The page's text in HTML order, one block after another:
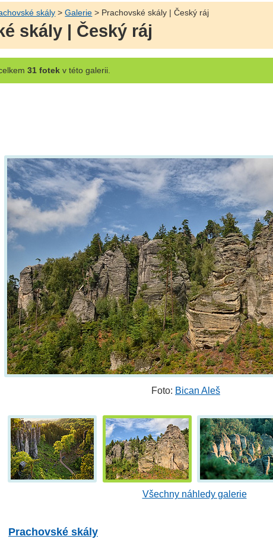
skály >Galerie > Prachovské skály | Český ráj
skály | Český ráj
31 fotekv této galerii.
Foto: Bican Aleš
Všechny náhledy galerie
Prachovské skály